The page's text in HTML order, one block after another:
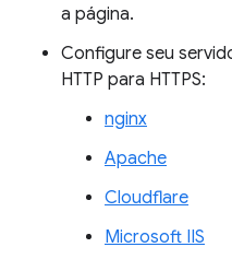
a página.
Configure seu
HTTP para HTTPS:
nginx
Apache
Cloudflare
Microsoft IIS